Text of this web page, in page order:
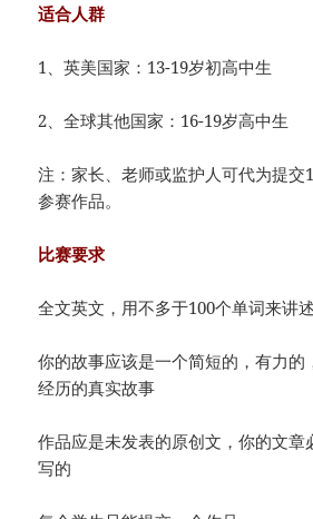
适合人群
1、英美国家：13-19岁初高中生
2、全球其他国家：16-19岁高中生
注：家长、老师或监护人可代为提交
参赛作品。
比赛要求
全文英文，用不多于100个单词来讲
你的故事应该是一个简短的，有力的
经历的真实故事
作品应是未发表的原创文，你的文章
写的